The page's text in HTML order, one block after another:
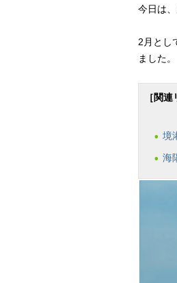
今日は
2月とし
ました。
［関連
境
海